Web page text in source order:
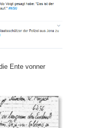
Ente vonner